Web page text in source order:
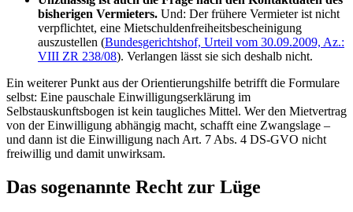
bisherigen Vermieters. Und: Der frühere Vermieter ist nicht
verpflichtet, eine Mietschuldenfreiheitsbescheinigung
auszustellen (Bundesgerichtshof, Urteil vom 30.09.2009, Az.:
VIII ZR 238/08). Verlangen lässt sie sich deshalb nicht.
Ein weiterer Punkt aus der Orientierungshilfe betrifft die Formulare
selbst: Eine pauschale Einwilligungserklärung im
Selbstauskunftsbogen ist kein taugliches Mittel. Wer den Mietvertrag
von der Einwilligung abhängig macht, schafft eine Zwangslage –
und dann ist die Einwilligung nach Art. 7 Abs. 4 DS-GVO nicht
freiwillig und damit unwirksam.
Das sogenannte Recht zur Lüge